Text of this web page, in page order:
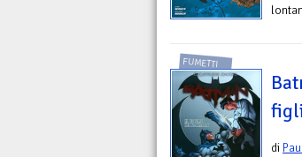
FUMETTI
di